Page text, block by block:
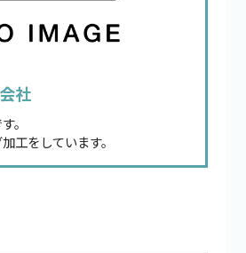
社
。
工をしています。